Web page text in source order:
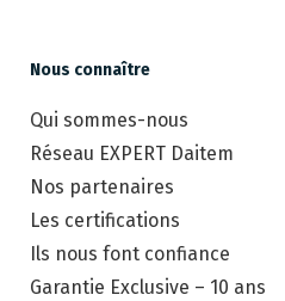
Nous connaître
Qui sommes-nous
Réseau EXPERT Daitem
Nos partenaires
Les certifications
Ils nous font confiance
Garantie Exclusive – 10 ans